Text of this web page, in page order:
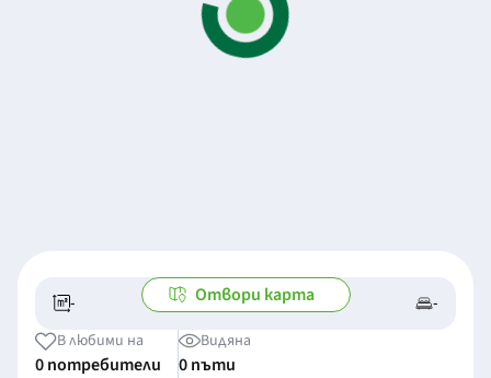
- -/- -
Отвори карта
В любими на
0 потребители
Видяна
0 пъти